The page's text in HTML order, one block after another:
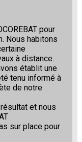
pour
Nous habitons
à distance.
établit une
tenu informé à
de notre
et nous
sur place pour